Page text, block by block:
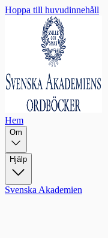
Hoppa till huvudinnehåll
Hem
Om
Hjälp
Svenska Akademien